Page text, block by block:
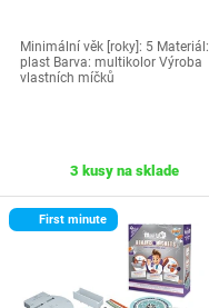
Minimální věk [roky]: 5 Materiál:
plast Barva: multikolor Výroba
vlastních míčků
3 kusy na sklade
First minute